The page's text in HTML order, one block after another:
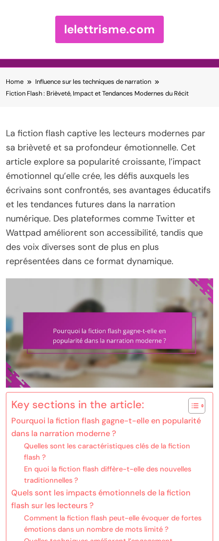
lelettrisme.com
Home
Influence sur les techniques de narration
Fiction Flash : Brièveté, Impact et Tendances Modernes du Récit
La fiction flash captive les lecteurs modernes par
sa brièveté et sa profondeur émotionnelle. Cet
article explore sa popularité croissante, l’impact
émotionnel qu’elle crée, les défis auxquels les
écrivains sont confrontés, ses avantages éducatifs
et les tendances futures dans la narration
numérique. Des plateformes comme Twitter et
Wattpad améliorent son accessibilité, tandis que
des voix diverses sont de plus en plus
représentées dans ce format dynamique.
Key sections in the article:
Pourquoi la fiction flash gagne-t-elle en popularité
dans la narration moderne ?
Quelles sont les caractéristiques clés de la fiction
flash ?
En quoi la fiction flash diffère-t-elle des nouvelles
traditionnelles ?
Quels sont les impacts émotionnels de la fiction
flash sur les lecteurs ?
Comment la fiction flash peut-elle évoquer de fortes
émotions dans un nombre de mots limité ?